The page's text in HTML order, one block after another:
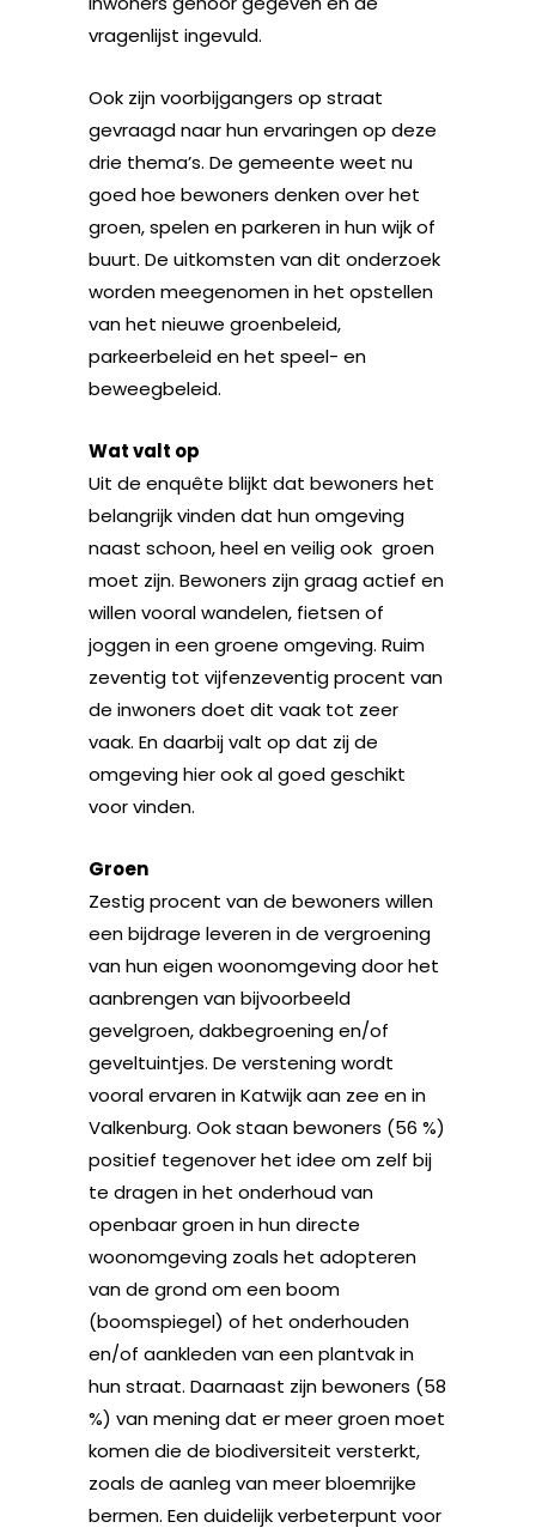
vragenlijst ingevuld.
Ook zijn voorbijgangers op straat
gevraagd naar hun ervaringen op deze
drie thema’s. De gemeente weet nu
goed hoe bewoners denken over het
groen, spelen en parkeren in hun wijk of
buurt. De uitkomsten van dit onderzoek
worden meegenomen in het opstellen
van het nieuwe groenbeleid,
parkeerbeleid en het speel- en
beweegbeleid.
Wat valt op
Uit de enquête blijkt dat bewoners het
belangrijk vinden dat hun omgeving
naast schoon, heel en veilig ook groen
moet zijn. Bewoners zijn graag actief en
willen vooral wandelen, fietsen of
joggen in een groene omgeving. Ruim
zeventig tot vijfenzeventig procent van
de inwoners doet dit vaak tot zeer
vaak. En daarbij valt op dat zij de
omgeving hier ook al goed geschikt
voor vinden.
Groen
Zestig procent van de bewoners willen
een bijdrage leveren in de vergroening
van hun eigen woonomgeving door het
aanbrengen van bijvoorbeeld
gevelgroen, dakbegroening en/of
geveltuintjes. De verstening wordt
vooral ervaren in Katwijk aan zee en in
Valkenburg. Ook staan bewoners (56 %)
positief tegenover het idee om zelf bij
te dragen in het onderhoud van
openbaar groen in hun directe
woonomgeving zoals het adopteren
van de grond om een boom
(boomspiegel) of het onderhouden
en/of aankleden van een plantvak in
hun straat. Daarnaast zijn bewoners (58
%) van mening dat er meer groen moet
komen die de biodiversiteit versterkt,
zoals de aanleg van meer bloemrijke
bermen. Een duidelijk verbeterpunt voor